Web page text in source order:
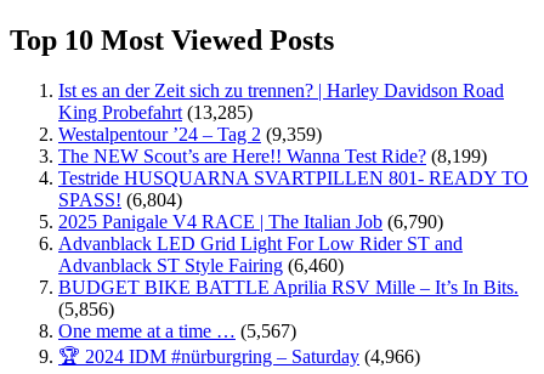
Top 10 Most Viewed Posts
Ist es an der Zeit sich zu trennen? | Harley Davidson Road
King Probefahrt (13,285)
Westalpentour ’24 – Tag 2 (9,359)
The NEW Scout’s are Here!! Wanna Test Ride? (8,199)
Testride HUSQUARNA SVARTPILLEN 801- READY TO
SPASS! (6,804)
2025 Panigale V4 RACE | The Italian Job (6,790)
Advanblack LED Grid Light For Low Rider ST and
Advanblack ST Style Fairing (6,460)
BUDGET BIKE BATTLE Aprilia RSV Mille – It’s In Bits.
(5,856)
One meme at a time … (5,567)
🏆 2024 IDM #nürburgring – Saturday (4,966)